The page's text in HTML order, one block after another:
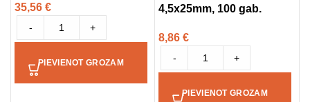
35,56 €
- +
PIEVIENOT GROZAM
4,5x25mm, 100 gab.
8,86 €
- +
PIEVIENOT GROZAM